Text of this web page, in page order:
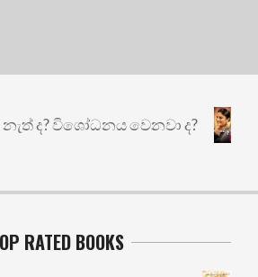
ද? විශෝධනය වෙනවා ද?
RATED BOOKS